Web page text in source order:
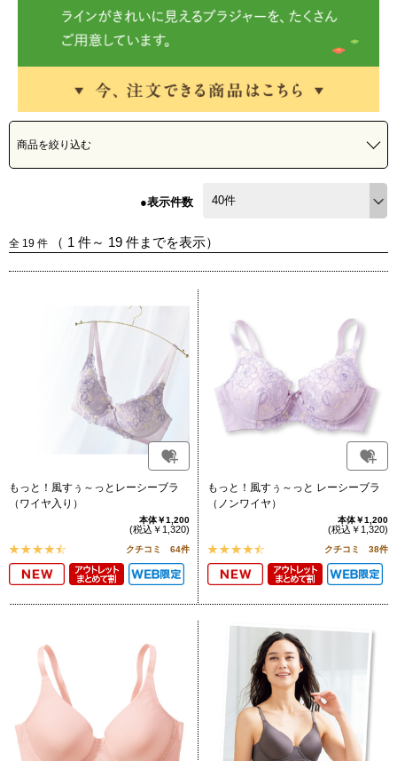
商品を絞り込む
●表示件数
全 19 件 （ 1 件～ 19 件までを表示）
もっと！風すぅ～っとレーシーブラ
（ワイヤ入り）
本体￥1,200
(税込￥1,320)
クチコミ 64件
もっと！風すぅ～っと レーシーブラ
（ノンワイヤ）
本体￥1,200
(税込￥1,320)
クチコミ 38件